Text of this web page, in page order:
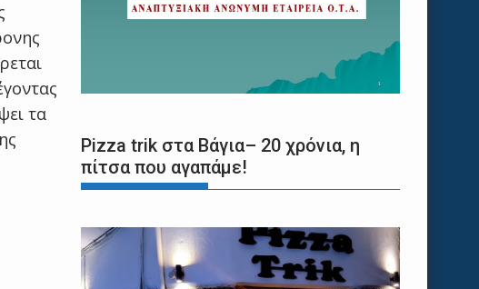
τα
Pizza trik στα Βάγια– 20 χρόνια, η
πίτσα που αγαπάμε!